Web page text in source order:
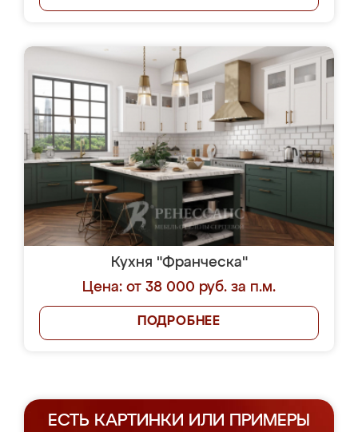
Кухня "Франческа"
Цена: от 38 000 руб. за п.м.
ПОДРОБНЕЕ
ЕСТЬ КАРТИНКИ ИЛИ ПРИМЕРЫ